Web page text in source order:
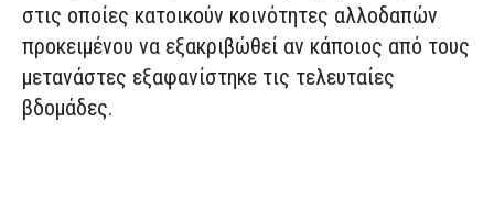
στις οποίες κατοικούν κοινότητες αλλοδαπών
προκειμένου να εξακριβώθεί αν κάποιος από τους
μετανάστες εξαφανίστηκε τις τελευταίες
βδομάδες.